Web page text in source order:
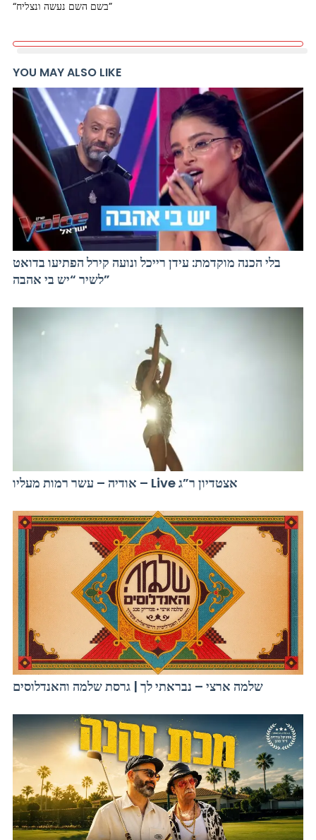
“בשם השם נעשה ונצליח”
YOU MAY ALSO LIKE
בלי הכנה מוקדמת: עידן רייכל ונועה קירל הפתיעו בדואט
לשיר “יש בי אהבה”
אודיה – עשר רמות מעליו – Live אצטדיון ר”ג
שלמה ארצי – נבראתי לך | גרסת שלמה והאנדלוסים